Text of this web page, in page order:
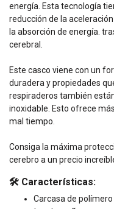
energía. Esta tecnología
reducción de la
la absorción de energía.
cerebral.
Este casco viene con un
duradera y propiedades
respiraderos también
inoxidable. Esto ofrece
mal tiempo.
Consiga la máxima
cerebro a un precio
🛠️ Características:
Carcasa de